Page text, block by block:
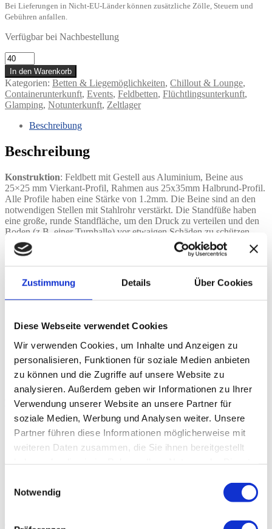
Zustimmung Details Über Cookies
Diese Webseite verwendet Cookies
Wir verwenden Cookies, um Inhalte und Anzeigen zu
personalisieren, Funktionen für soziale Medien anbieten
zu können und die Zugriffe auf unsere Website zu
analysieren. Außerdem geben wir Informationen zu Ihrer
Verwendung unserer Website an unsere Partner für
soziale Medien, Werbung und Analysen weiter. Unsere
Partner führen diese Informationen möglicherweise mit
weiteren Daten zusammen, die Sie ihnen bereitgestellt
Notwendig
Bei Lieferungen in Nicht-EU-Länder können zusätzliche Zölle, Steuern und
Gebühren anfallen.
Verfügbar bei Nachbestellung
Feldbett
mobibed
colibri
Menge
In den Warenkorb
Kategorien: Betten & Liegemöglichkeiten, Chillout & Lounge,
Containerunterkunft, Events, Feldbetten, Flüchtlingsunterkunft,
Glamping, Notunterkunft, Zeltlager
Beschreibung
Beschreibung
Konstruktion: Feldbett mit Gestell aus Aluminium, Beine aus
25×25 mm Vierkant-Profil, Rahmen aus 25x35mm Halbrund-Profil.
Alle Profile haben eine Stärke von 1.2mm. Die Beine sind an den
notwendigen Stellen mit Stahlrohr verstärkt. Die Standfüße haben
eine große, runde Standfläche, um den Druck zu verteilen und den
Boden (z.B. einer Turnhalle) vor etwaigen Schäden zu schützen.
Traglast dynamisch (/ statisch): 120 kg (/ 150-200 kg).
Besonderheiten:
· Steckverschluss der
Querstangen
Bezugsmitte
· Tauschbarkeit der Bezüge
· Ersatzteilverfügbarkeit
Vorteile:
· Gutes Preis-
Geräuschbelastung beim
· Stabiler Stand durch
extragroße Standfüße
Fakten:
Bezug: Polyester mit PU-Beschichtung auf der Unterseite
Außenmaße (LxBxH): M: 200x70x40 cm
Packmaß: ca. 105 (M) x 15 x 20 cm, Lieferung mit
Eigengewicht: ca. 7,5 kg
a-Feldbett“ seit Jahren erfolgreich ein.
Wir garantieren die Ersatzteilverfügbarkeit für alle Teile!